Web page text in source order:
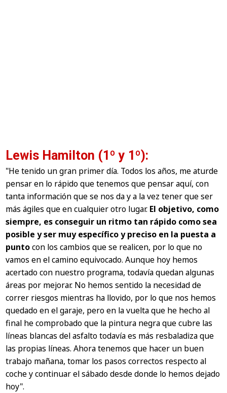
Lewis Hamilton (1º y 1º):
"He tenido un gran primer día. Todos los años, me aturde
pensar en lo rápido que tenemos que pensar aquí, con
tanta información que se nos da y a la vez tener que ser
más ágiles que en cualquier otro lugar. El objetivo, como
siempre, es conseguir un ritmo tan rápido como sea
posible y ser muy específico y preciso en la puesta a
puntocon los cambios que se realicen, por lo que no
vamos en el camino equivocado. Aunque hoy hemos
acertado con nuestro programa, todavía quedan algunas
áreas por mejorar. No hemos sentido la necesidad de
correr riesgos mientras ha llovido, por lo que nos hemos
quedado en el garaje, pero en la vuelta que he hecho al
final he comprobado que la pintura negra que cubre las
líneas blancas del asfalto todavía es más resbaladiza que
las propias líneas. Ahora tenemos que hacer un buen
trabajo mañana, tomar los pasos correctos respecto al
coche y continuar el sábado desde donde lo hemos dejado
hoy".